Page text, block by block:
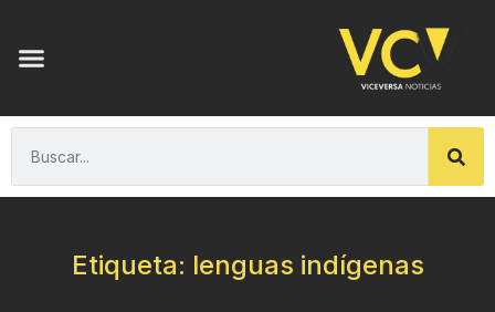
Etiqueta: lenguas indígenas